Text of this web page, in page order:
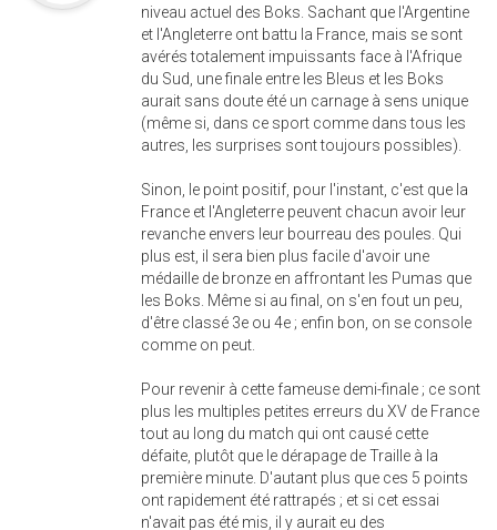
niveau actuel des Boks. Sachant que l'Argentine
et l'Angleterre ont battu la France, mais se sont
avérés totalement impuissants face à l'Afrique
du Sud, une finale entre les Bleus et les Boks
aurait sans doute été un carnage à sens unique
(même si, dans ce sport comme dans tous les
autres, les surprises sont toujours possibles).
Sinon, le point positif, pour l'instant, c'est que la
France et l'Angleterre peuvent chacun avoir leur
revanche envers leur bourreau des poules. Qui
plus est, il sera bien plus facile d'avoir une
médaille de bronze en affrontant les Pumas que
les Boks. Même si au final, on s'en fout un peu,
d'être classé 3e ou 4e ; enfin bon, on se console
comme on peut.
Pour revenir à cette fameuse demi-finale ; ce sont
plus les multiples petites erreurs du XV de France
tout au long du match qui ont causé cette
défaite, plutôt que le dérapage de Traille à la
première minute. D'autant plus que ces 5 points
ont rapidement été rattrapés ; et si cet essai
n'avait pas été mis, il y aurait eu des